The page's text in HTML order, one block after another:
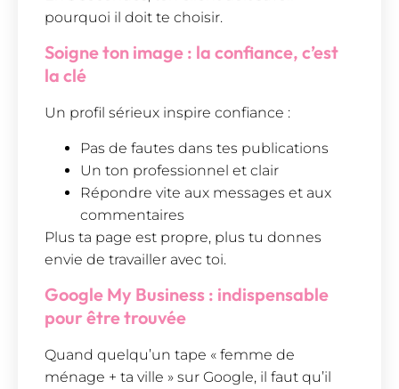
pourquoi il doit te choisir.
Soigne ton image : la confiance, c’est
la clé
Un profil sérieux inspire confiance :
Pas de fautes dans tes publications
Un ton professionnel et clair
Répondre vite aux messages et aux
commentaires
Plus ta page est propre, plus tu donnes
envie de travailler avec toi.
Google My Business : indispensable
pour être trouvée
Quand quelqu’un tape « femme de
ménage + ta ville » sur Google, il faut qu’il